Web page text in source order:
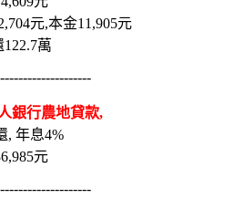
元,本金11,905元
萬
銀行農地貸款,
, 年息4%
元